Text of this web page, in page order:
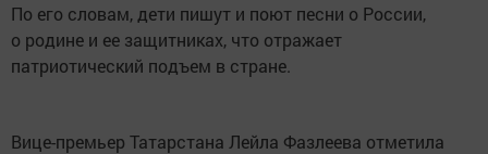
По его словам, дети пишут и поют песни о России,
о родине и ее защитниках, что отражает
патриотический подъем в стране.
Вице-премьер Татарстана Лейла Фазлеева отметила